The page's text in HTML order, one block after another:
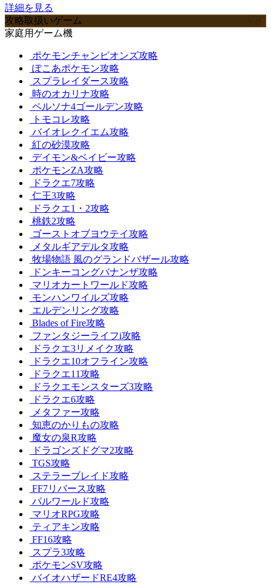
詳細を見る
攻略取扱いゲーム
家庭用ゲーム機
ポケモンチャンピオンズ攻略
ぽこあポケモン攻略
スプラレイダース攻略
時のオカリナ攻略
ペルソナ4ゴールデン攻略
トモコレ攻略
バイオレクイエム攻略
紅の砂漠攻略
デイモン&ベイビー攻略
ポケモンZA攻略
ドラクエ7攻略
仁王3攻略
ドラクエ1・2攻略
桃鉄2攻略
ゴーストオブヨウテイ攻略
メタルギアデルタ攻略
牧場物語 風のグランドバザール攻略
ドンキーコングバナンザ攻略
マリオカートワールド攻略
モンハンワイルズ攻略
エルデンリング攻略
Blades of Fire攻略
ファンタジーライフi攻略
ドラクエ3リメイク攻略
ドラクエ10オフライン攻略
ドラクエ11攻略
ドラクエモンスターズ3攻略
ドラクエ6攻略
メタファー攻略
知恵のかりもの攻略
魔女の泉R攻略
ドラゴンズドグマ2攻略
TGS攻略
ステラーブレイド攻略
FF7リバース攻略
パルワールド攻略
マリオRPG攻略
ティアキン攻略
FF16攻略
スプラ3攻略
ポケモンSV攻略
バイオハザードRE4攻略